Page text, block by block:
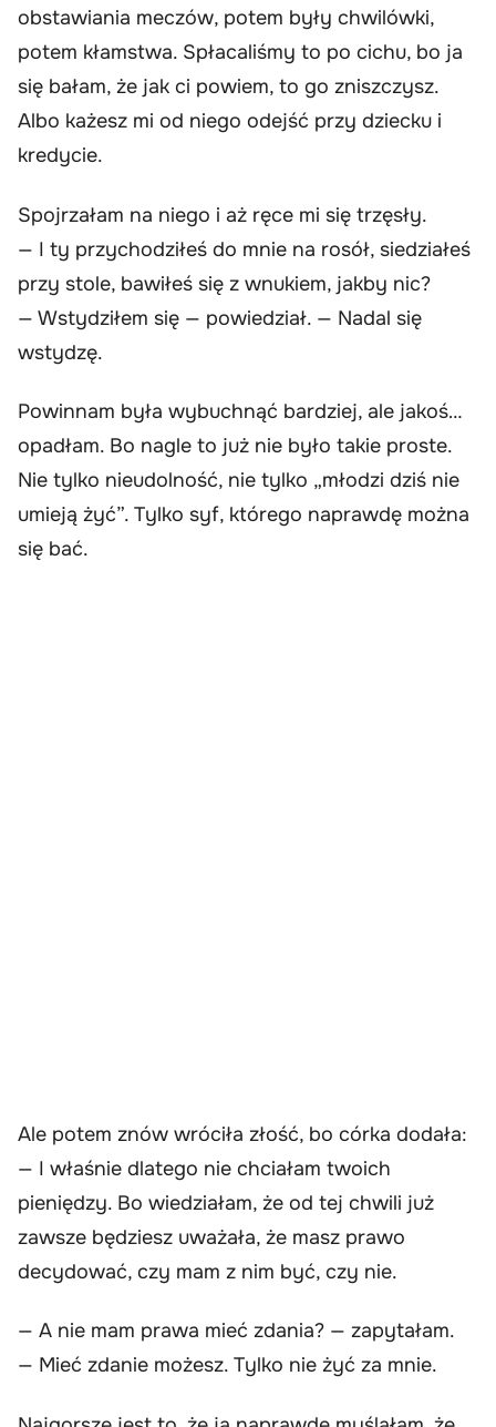
obstawiania meczów, potem były chwilówki,
potem kłamstwa. Spłacaliśmy to po cichu, bo ja
się bałam, że jak ci powiem, to go zniszczysz.
Albo każesz mi od niego odejść przy dziecku i
kredycie.
Spojrzałam na niego i aż ręce mi się trzęsły.
— I ty przychodziłeś do mnie na rosół, siedziałeś
przy stole, bawiłeś się z wnukiem, jakby nic?
— Wstydziłem się — powiedział. — Nadal się
wstydzę.
Powinnam była wybuchnąć bardziej, ale jakoś…
opadłam. Bo nagle to już nie było takie proste.
Nie tylko nieudolność, nie tylko „młodzi dziś nie
umieją żyć”. Tylko syf, którego naprawdę można
się bać.
Ale potem znów wróciła złość, bo córka dodała:
— I właśnie dlatego nie chciałam twoich
pieniędzy. Bo wiedziałam, że od tej chwili już
zawsze będziesz uważała, że masz prawo
decydować, czy mam z nim być, czy nie.
— A nie mam prawa mieć zdania? — zapytałam.
— Mieć zdanie możesz. Tylko nie żyć za mnie.